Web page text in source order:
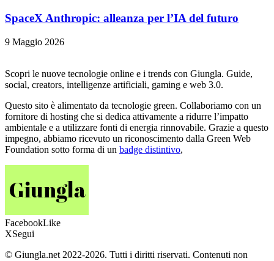
SpaceX Anthropic: alleanza per l’IA del futuro
9 Maggio 2026
Scopri le nuove tecnologie online e i trends con Giungla. Guide,
social, creators, intelligenze artificiali, gaming e web 3.0.
Questo sito è alimentato da tecnologie green. Collaboriamo con un
fornitore di hosting che si dedica attivamente a ridurre l’impatto
ambientale e a utilizzare fonti di energia rinnovabile. Grazie a questo
impegno, abbiamo ricevuto un riconoscimento dalla Green Web
Foundation sotto forma di un badge distintivo,
FacebookLike
XSegui
© Giungla.net 2022-2026. Tutti i diritti riservati. Contenuti non